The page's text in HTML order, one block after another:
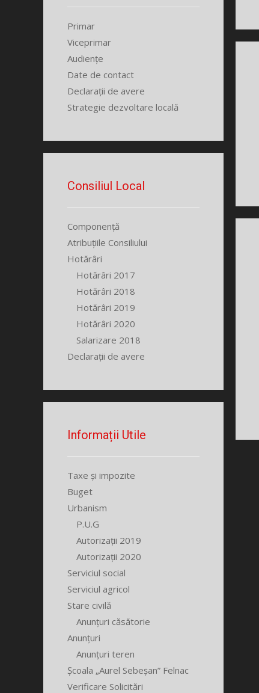
Primar
Viceprimar
Audiențe
Date de contact
Declarații de avere
Strategie dezvoltare locală
Consiliul Local
Componență
Atribuțiile Consiliului
Hotărâri
Hotărâri 2017
Hotărâri 2018
Hotărâri 2019
Hotărâri 2020
Salarizare 2018
Declarații de avere
Informații Utile
Taxe și impozite
Buget
Urbanism
P.U.G
Autorizații 2019
Autorizații 2020
Serviciul social
Serviciul agricol
Stare civilă
Anunțuri căsătorie
Anunțuri
Anunțuri teren
Școala „Aurel Sebeșan” Felnac
Verificare Solicitări